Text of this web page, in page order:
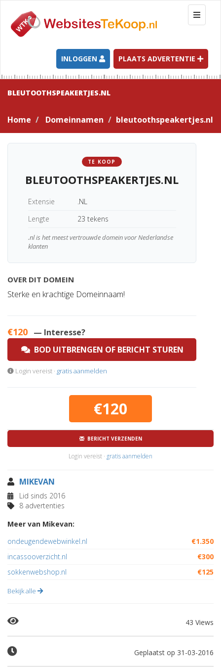
T
o
g
l
e
n
g
a
t
INLOGGEN PLAATS ADVERTENTIE
BLEUTOOTHSPEAKERTJES.NL
Home Domeinnamen bleutoothspeakertjes.nl
TE KOOP
BLEUTOOTHSPEAKERTJES.NL
Extensie
.NL
Lengte
23 tekens
.nl is het meest vertrouwde domein voor Nederlandse
klanten
OVER DIT DOMEIN
Sterke en krachtige Domeinnaam!
€120 — Interesse?
BOD UITBRENGEN OF BERICHT STUREN
Login vereist · gratis aanmelden
€120
BERICHT VERZENDEN
Login vereist · gratis aanmelden
MIKEVAN
Lid sinds 2016
8 advertenties
Meer van Mikevan:
ondeugendewebwinkel.nl
€1.350
incassooverzicht.nl
€300
sokkenwebshop.nl
€125
Bekijk alle
43 Views
Geplaatst op 31-03-2016